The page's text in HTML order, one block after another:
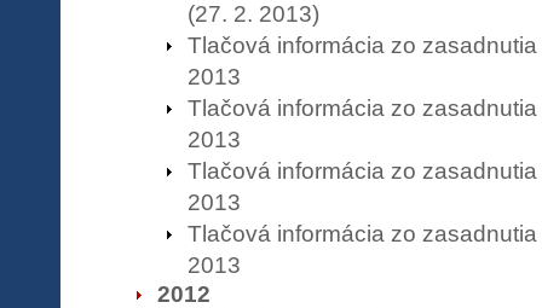
(27. 2. 2013)
Tlačová informácia zo
2013
Tlačová informácia zo
2013
Tlačová informácia zo
2013
Tlačová informácia zo
2013
2012